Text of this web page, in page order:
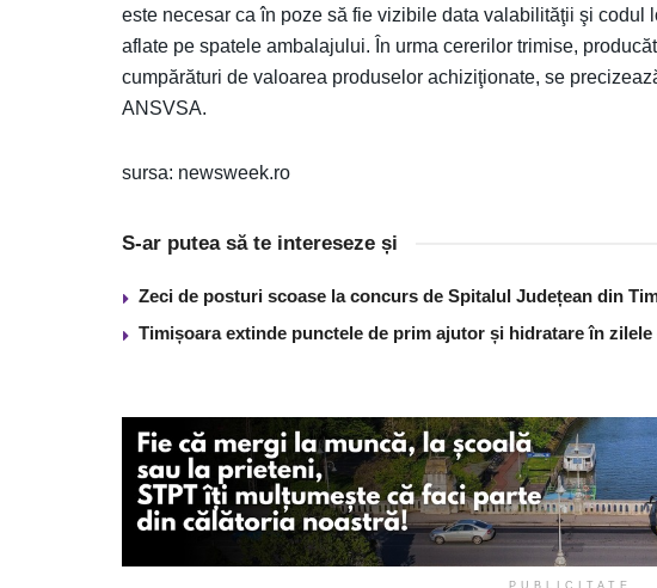
este necesar ca în poze să fie vizibile data valabilităţii şi codul
aflate pe spatele ambalajului. În urma cererilor trimise,
cumpărături de valoarea produselor achiziţionate, se
ANSVSA.
sursa: newsweek.ro
S-ar putea să te intereseze și
Zeci de posturi scoase la concurs de Spitalul Județean din
Timișoara extinde punctele de prim ajutor și hidratare în zilele